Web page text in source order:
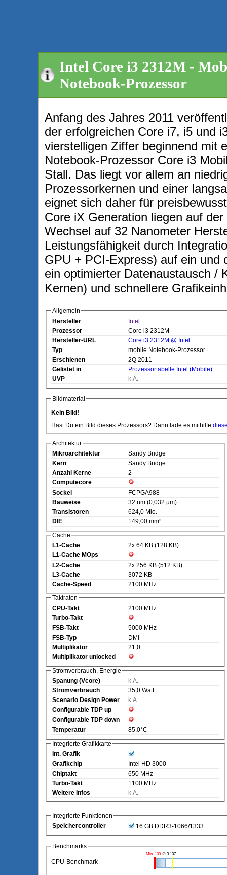
Intel Core i3 2312M -
Notebook-Prozessor
Anfang des Jahres 2011
der erfolgreichen Core i7, i5 und
vierstelligen Ziffer beginnend mit
Notebook-Prozessor Core i3
Stall. Das liegt vor allem an
Prozessorkernen und einer
eignet sich daher für
Core iX Generation liegen auf
Wechsel auf 32 Nanometer
Leistungsfähigkeit durch
GPU + PCI-Express) auf ein und
ein optimierter Datenaustausch /
Kernen) und schnellere
Allgemein
Hersteller
Intel
Prozessor
Core i3 2312M
Hersteller-URL
Core i3 2312M @ Intel
Typ
mobile Notebook-Prozessor
Erschienen
2Q 2011
Gelistet in
Prozessortabelle Intel (Mobile)
UVP
k.A.
Bildmaterial
Kein Bild!
Hast Du ein Bild dieses Prozessors? Dann lade es mithilfe
Architektur
Mikroarchitektur
Sandy Bridge
Kern
Sandy Bridge
Anzahl Kerne
2
Computecore
Sockel
FCPGA988
Bauweise
32 nm (0,032 µm)
Transistoren
624,0 Mio.
DIE
149,00 mm²
Cache
L1-Cache
2x 64 KB (128 KB)
L1-Cache MOps
L2-Cache
2x 256 KB (512 KB)
L3-Cache
3072 KB
Cache-Speed
2100 MHz
Taktraten
CPU-Takt
2100 MHz
Turbo-Takt
FSB-Takt
5000 MHz
FSB-Typ
DMI
Multiplikator
21,0
Multiplikator unlocked
Stromverbrauch, Energie
Spanung (Vcore)
k.A.
Stromverbrauch
35,0 Watt
Scenario Design Power
k.A.
Configurable TDP up
Configurable TDP down
Temperatur
85,0°C
Integrierte Grafikkarte
Int. Grafik
Grafikchip
Intel HD 3000
Chiptakt
650 MHz
Turbo-Takt
1100 MHz
Weitere Infos
k.A.
Integrierte Funktionen
Speichercontroller
16 GB DDR3-1066/1333
Benchmarks
CPU-Benchmark
Min. 103 ∅ 3.107